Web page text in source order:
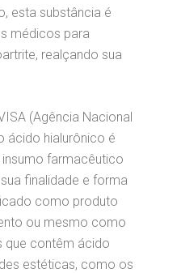
esta substância é
médicos para
realçando sua
(Agência Nacional
ácido hialurônico é
farmacêutico
finalidade e forma
como produto
ou mesmo como
que contêm ácido
estéticas, como os